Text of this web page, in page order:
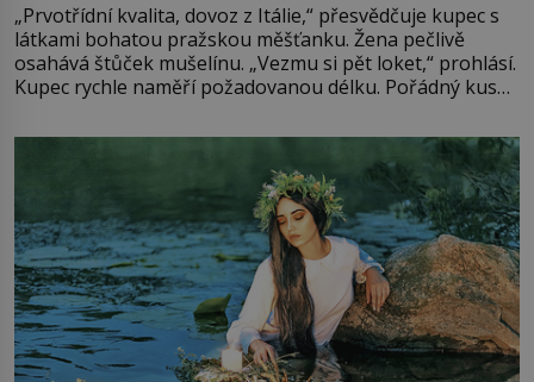
„Prvotřídní kvalita, dovoz z Itálie,“ přesvědčuje kupec s
látkami bohatou pražskou měšťanku. Žena pečlivě
osahává štůček mušelínu. „Vezmu si pět loket,“ prohlásí.
Kupec rychle naměří požadovanou délku. Pořádný kus
milostpaní. Stačí jenom na sukni,“ zhodnotí švadlena
množství růžového mušelínu. „Ošidili vás, podívejte.“
Vezme do ruky dřevěnou